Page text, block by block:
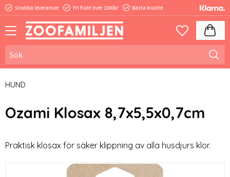
Snabba leveranser Fri frakt över 1000kr Bästa kvalité
Favoriter
HUND
Ozami Klosax 8,7x5,5x0,7cm
Praktisk klosax för säker klippning av alla husdjurs klor.